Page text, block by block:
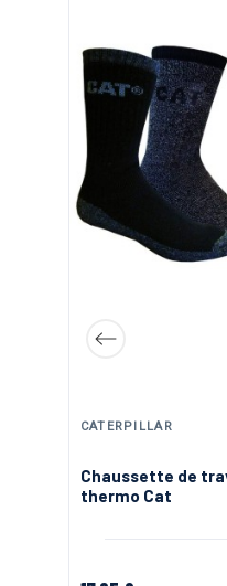
CATERPILLAR
Chaussette de
thermo Cat